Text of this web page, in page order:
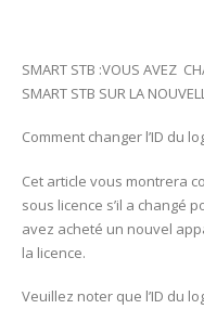
SMART STB :VOUS AVEZ
SMART STB SUR LA
Comment changer l’ID du
Cet article vous montrera
sous licence s’il a changé
avez acheté un nouvel
la licence.
Veuillez noter que l’ID du